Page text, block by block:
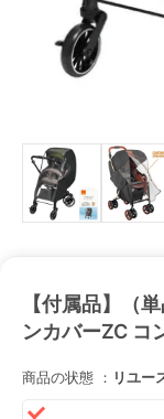
【付属品】（
ンカバーZC コ
商品の状態 ： リユー